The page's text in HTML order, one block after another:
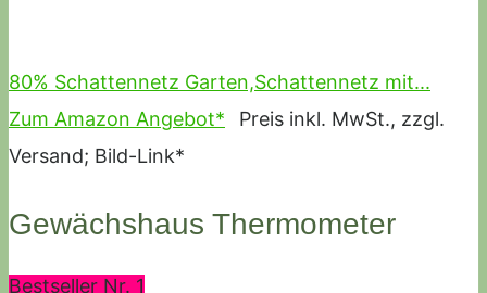
80% Schattennetz Garten,Schattennetz mit...
Zum Amazon Angebot*
Preis inkl. MwSt., zzgl.
Versand; Bild-Link*
Gewächshaus Thermometer
Bestseller Nr. 1